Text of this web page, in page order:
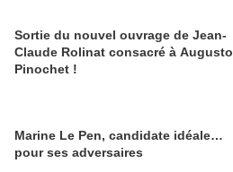
Sortie du nouvel ouvrage de Jean-
Claude Rolinat consacré à Augusto
Pinochet !
Marine Le Pen, candidate idéale…
pour ses adversaires